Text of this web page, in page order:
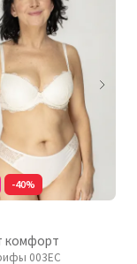
-40%
комфорт
003EC